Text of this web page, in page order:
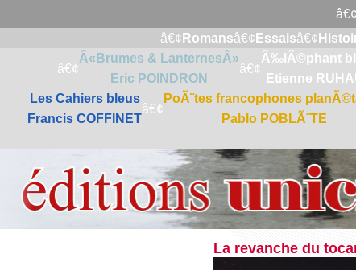
â€¢
â€¢ Romansâ€¢ Essaisâ€¢
â€¢
Â«Brumes & LanternesÂ»
Eric POINDRON
â€¢
Ã‰lÃ©phant
Etienne
Les Cahiers bleus
Francis COFFINET
â€¢
PoÃ¨tes francophones
Pablo POBLÃˆTE
La revanche du